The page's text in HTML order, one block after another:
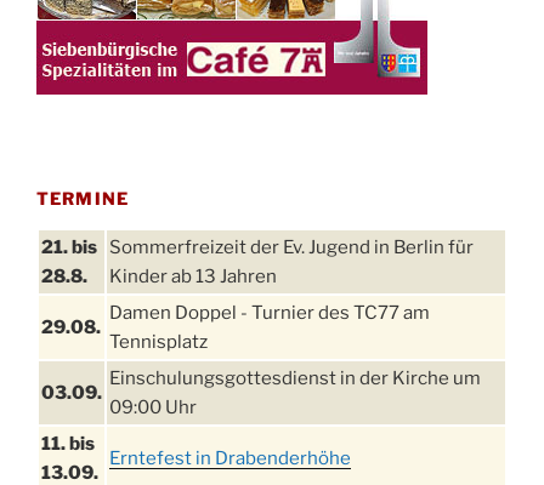
TERMINE
21. bis
28.8.
Sommerfreizeit der Ev. Jugend in Berlin für
Kinder ab 13 Jahren
29.08.
Damen Doppel - Turnier des TC77 am
Tennisplatz
03.09.
Einschulungsgottesdienst in der Kirche um
09:00 Uhr
11. bis
13.09.
Erntefest in Drabenderhöhe